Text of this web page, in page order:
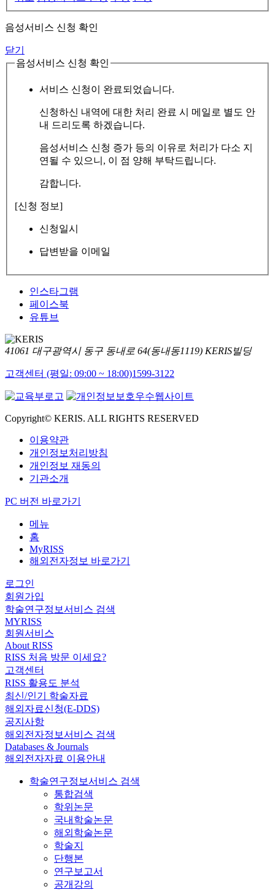
음성서비스 신청 확인
닫기
음성서비스 신청 확인
서비스 신청이 완료되었습니다.
신청하신 내역에 대한 처리 완료 시 메일로 별도 안
내 드리도록 하겠습니다.
음성서비스 신청 증가 등의 이유로 처리가 다소 지
연될 수 있으니, 이 점 양해 부탁드립니다.
감합니다.
[신청 정보]
신청일시
답변받을 이메일
인스타그램
페이스북
유튜브
41061 대구광역시 동구 동내로 64(동내동1119) KERIS빌딩
고객센터 (평일: 09:00 ~ 18:00)1599-3122
Copyright© KERIS. ALL RIGHTS RESERVED
이용약관
개인정보처리방침
개인정보 재동의
기관소개
PC 버전 바로가기
메뉴
홈
MyRISS
해외전자정보 바로가기
로그인
회원가입
학술연구정보서비스 검색
MYRISS
회원서비스
About RISS
RISS 처음 방문 이세요?
고객센터
RISS 활용도 분석
최신/인기 학술자료
해외자료신청(E-DDS)
공지사항
해외전자정보서비스 검색
Databases & Journals
해외전자자료 이용안내
학술연구정보서비스 검색
통합검색
학위논문
국내학술논문
해외학술논문
학술지
단행본
연구보고서
공개강의